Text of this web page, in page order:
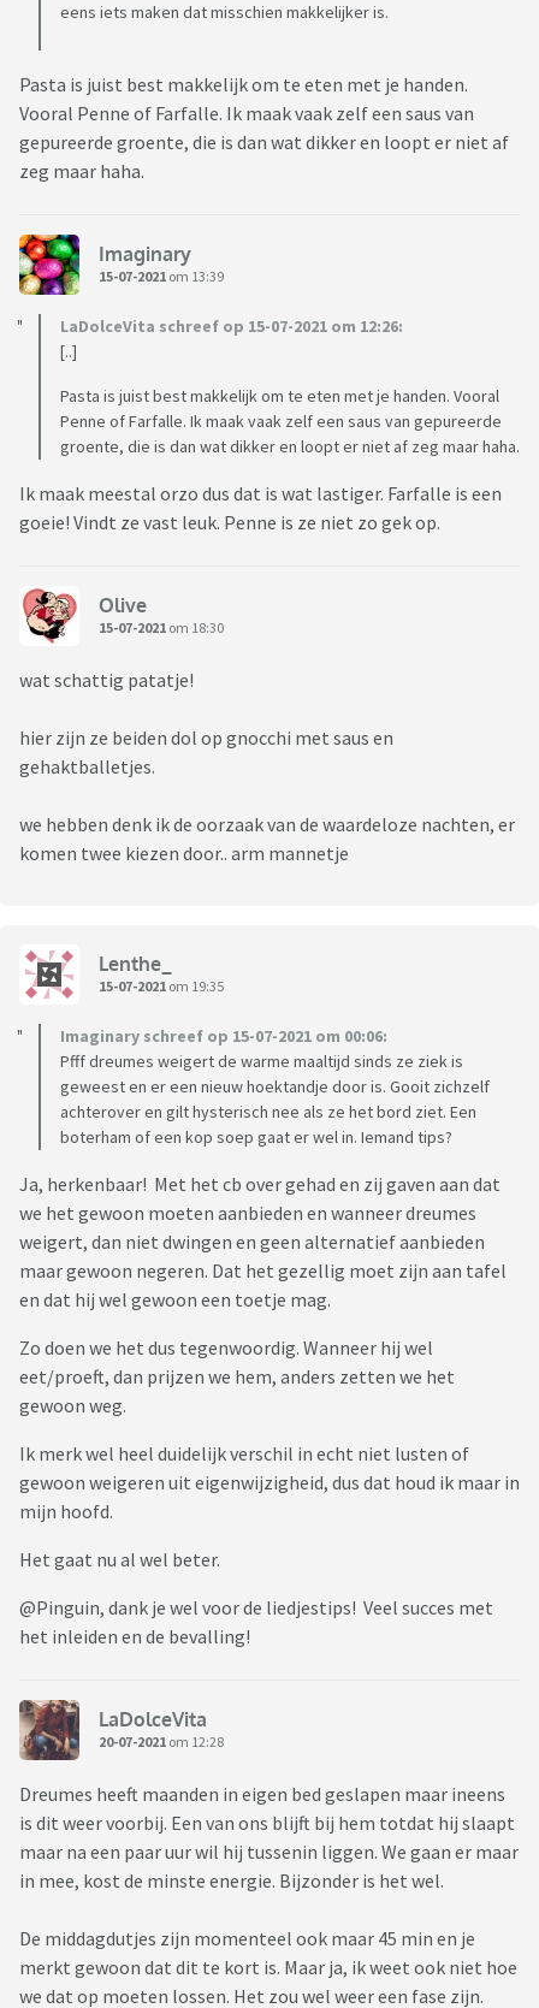
eens iets maken dat misschien makkelijker is.
Pasta is juist best makkelijk om te eten met je handen.
Vooral Penne of Farfalle. Ik maak vaak zelf een saus van
gepureerde groente, die is dan wat dikker en loopt er niet af
zeg maar haha.
Imaginary
15-07-2021 om 13:39
LaDolceVita schreef op 15-07-2021 om 12:26:
[..]
Pasta is juist best makkelijk om te eten met je handen. Vooral
Penne of Farfalle. Ik maak vaak zelf een saus van gepureerde
groente, die is dan wat dikker en loopt er niet af zeg maar haha.
Ik maak meestal orzo dus dat is wat lastiger. Farfalle is een
goeie! Vindt ze vast leuk. Penne is ze niet zo gek op.
Olive
15-07-2021 om 18:30
wat schattig patatje!
hier zijn ze beiden dol op gnocchi met saus en
gehaktballetjes.
we hebben denk ik de oorzaak van de waardeloze nachten, er
komen twee kiezen door.. arm mannetje
Lenthe_
15-07-2021 om 19:35
Imaginary schreef op 15-07-2021 om 00:06:
Pfff dreumes weigert de warme maaltijd sinds ze ziek is
geweest en er een nieuw hoektandje door is. Gooit zichzelf
achterover en gilt hysterisch nee als ze het bord ziet. Een
boterham of een kop soep gaat er wel in. Iemand tips?
Ja, herkenbaar! Met het cb over gehad en zij gaven aan dat
we het gewoon moeten aanbieden en wanneer dreumes
weigert, dan niet dwingen en geen alternatief aanbieden
maar gewoon negeren. Dat het gezellig moet zijn aan tafel
en dat hij wel gewoon een toetje mag.
Zo doen we het dus tegenwoordig. Wanneer hij wel
eet/proeft, dan prijzen we hem, anders zetten we het
gewoon weg.
Ik merk wel heel duidelijk verschil in echt niet lusten of
gewoon weigeren uit eigenwijzigheid, dus dat houd ik maar in
mijn hoofd.
Het gaat nu al wel beter.
@Pinguin, dank je wel voor de liedjestips! Veel succes met
het inleiden en de bevalling!
LaDolceVita
20-07-2021 om 12:28
Dreumes heeft maanden in eigen bed geslapen maar ineens
is dit weer voorbij. Een van ons blijft bij hem totdat hij slaapt
maar na een paar uur wil hij tussenin liggen. We gaan er maar
in mee, kost de minste energie. Bijzonder is het wel.
De middagdutjes zijn momenteel ook maar 45 min en je
merkt gewoon dat dit te kort is. Maar ja, ik weet ook niet hoe
we dat op moeten lossen. Het zou wel weer een fase zijn.